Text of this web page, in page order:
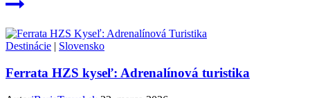
Destinácie | Slovensko
Ferrata HZS kyseľ: Adrenalínová turistika